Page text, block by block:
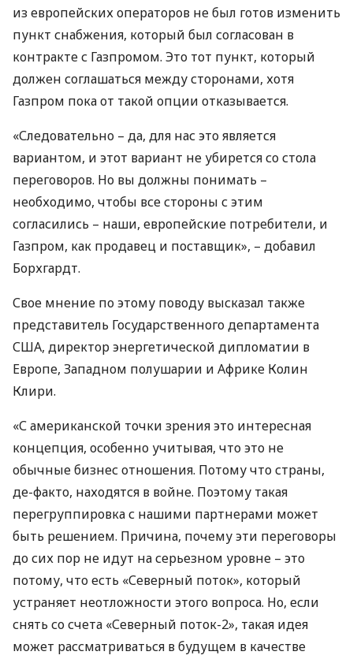
из европейских операторов не был готов изменить
пункт снабжения, который был согласован в
контракте с Газпромом. Это тот пункт, который
должен соглашаться между сторонами, хотя
Газпром пока от такой опции отказывается.
«Следовательно – да, для нас это является
вариантом, и этот вариант не убирется со стола
переговоров. Но вы должны понимать –
необходимо, чтобы все стороны с этим
согласились – наши, европейские потребители, и
Газпром, как продавец и поставщик», – добавил
Борхгардт.
Свое мнение по этому поводу высказал также
представитель Государственного департамента
США, директор энергетической дипломатии в
Европе, Западном полушарии и Африке Колин
Клири.
«С американской точки зрения это интересная
концепция, особенно учитывая, что это не
обычные бизнес отношения. Потому что страны,
де-факто, находятся в войне. Поэтому такая
перегруппировка с нашими партнерами может
быть решением. Причина, почему эти переговоры
до сих пор не идут на серьезном уровне – это
потому, что есть «Северный поток», который
устраняет неотложности этого вопроса. Но, если
снять со счета «Северный поток-2», такая идея
может рассматриваться в будущем в качестве